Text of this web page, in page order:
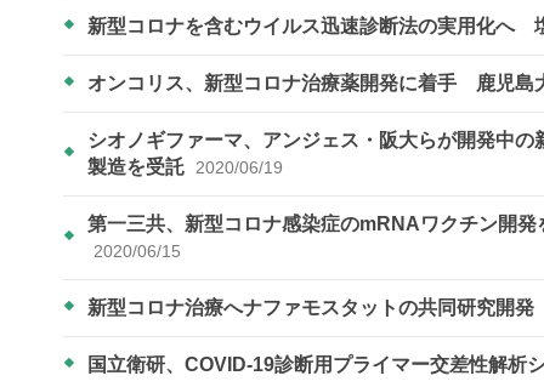
新型コロナを含むウイルス迅速診断法の実用化へ
オンコリス、新型コロナ治療薬開発に着手 鹿児島
シオノギファーマ、アンジェス・阪大らが開発中
製造を受託
2020/06/19
第一三共、新型コロナ感染症のmRNAワクチン開
2020/06/15
新型コロナ治療へナファモスタットの共同研究
国立衛研、COVID-19診断用プライマー交差性解析